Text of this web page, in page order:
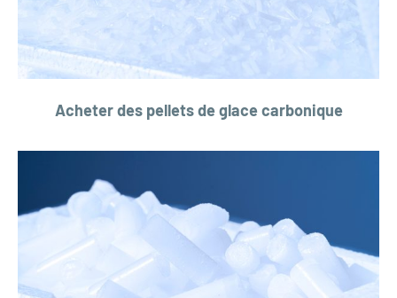
Acheter des pellets de glace carbonique